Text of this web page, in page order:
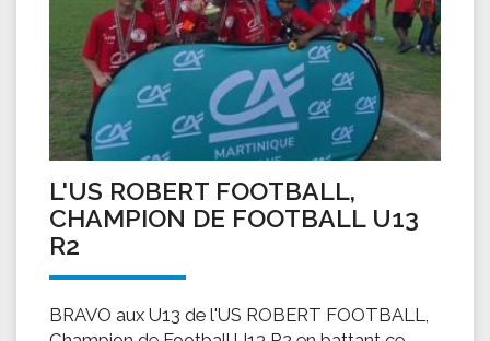
L'US ROBERT FOOTBALL,
CHAMPION DE FOOTBALL U13
R2
BRAVO aux U13 de l'US ROBERT FOOTBALL,